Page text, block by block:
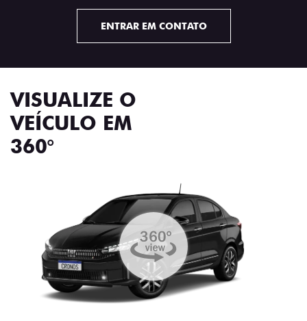
ENTRAR EM CONTATO
VISUALIZE O
VEÍCULO EM
360°